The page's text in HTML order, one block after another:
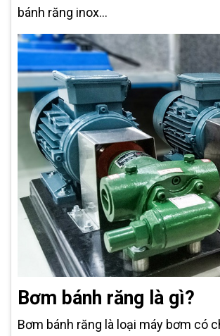
bánh răng inox...
Bơm bánh răng là gì?
Bơm bánh răng là loại máy bơm có